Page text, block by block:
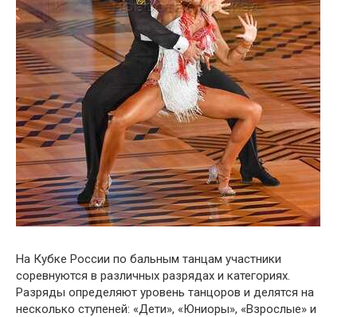
На Кубке России по бальным танцам участники
соревнуются в различных разрядах и категориях.
Разряды определяют уровень танцоров и делятся на
несколько ступеней: «Дети», «Юниоры», «Взрослые» и